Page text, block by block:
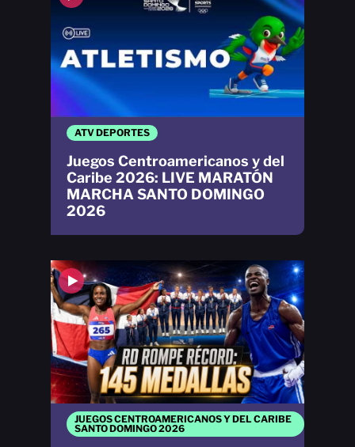
JUEGOS CENTROAMERICANOS Y DEL CARIBE
SANTO DOMINGO 2026
ATV DEPORTES
Juegos Centroamericanos y del
Caribe 2026: LIVE MARATÓN
MARCHA SANTO DOMINGO
2026